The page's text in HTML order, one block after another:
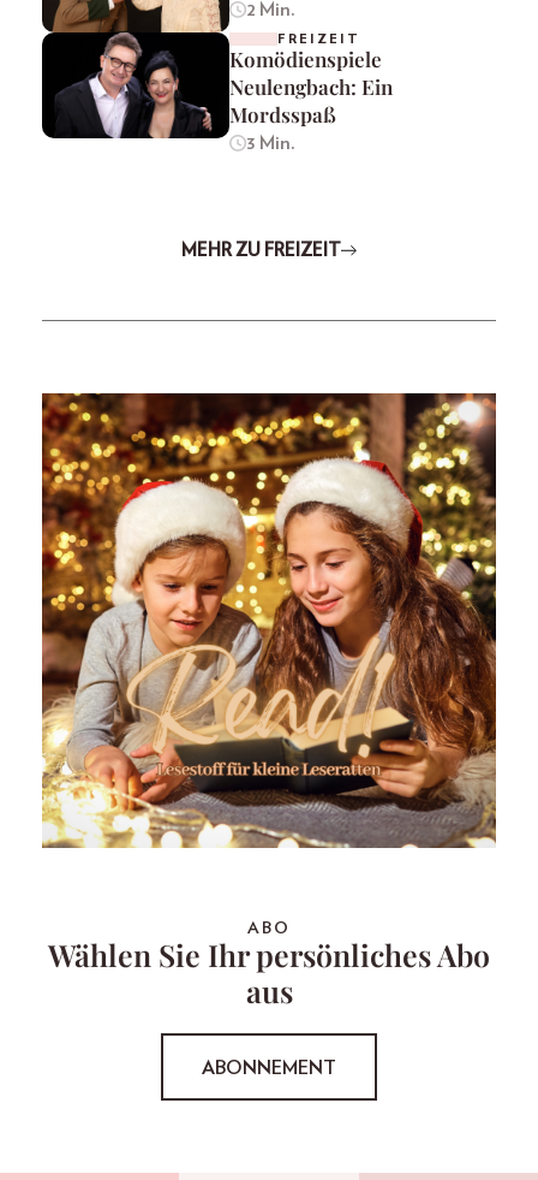
2 Min.
FREIZEIT
Komödienspiele
Neulengbach: Ein
Mordsspaß
3 Min.
MEHR ZU FREIZEIT
ABO
Wählen Sie Ihr persönliches Abo
aus
ABONNEMENT